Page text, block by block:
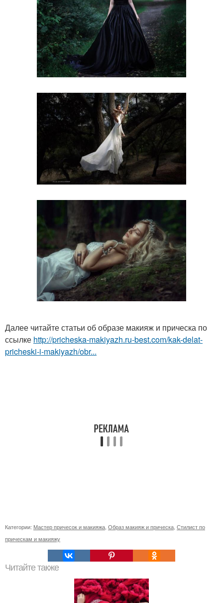
Далее читайте статьи об образе макияж и прическа по
ссылке http://pricheska-makiyazh.ru-best.com/kak-delat-
pricheski-i-makiyazh/obr...
Категории: Мастер причесок и макияжа, Образ макияж и прическа, Стилист по
прическам и макияжу
Читайте также